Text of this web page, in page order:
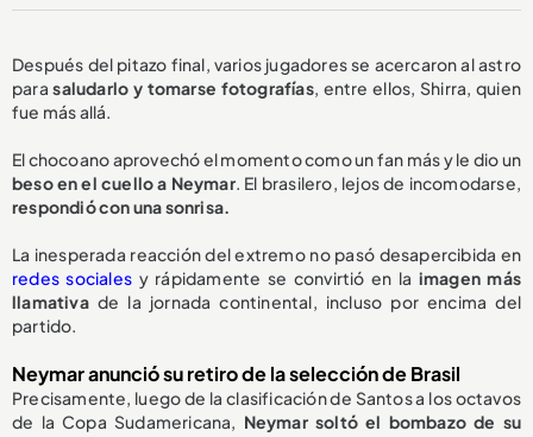
Después del pitazo final, varios jugadores se acercaron al astro
parasaludarlo y tomarse fotografías, entre ellos, Shirra, quien
fue más allá.
El chocoano aprovechó el momento como un fan más y le dio un
beso en el cuello a Neymar. El brasilero, lejos de incomodarse,
respondió con una sonrisa.
La inesperada reacción del extremo no pasó desapercibida en
redes sociales y rápidamente se convirtió en la imagen más
llamativade la jornada continental, incluso por encima del
partido.
Neymar anunció su retiro de la selección de Brasil
Precisamente, luego de la clasificación de Santos a los octavos
de la Copa Sudamericana, Neymar soltó el bombazo de su